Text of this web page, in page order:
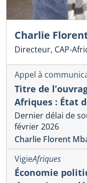
Charlie
Directeur, CAP-
Appel à
Titre de
Afriques : État
Dernier délai de
février 2026
Charlie Florent
VigieAfriques
Économie